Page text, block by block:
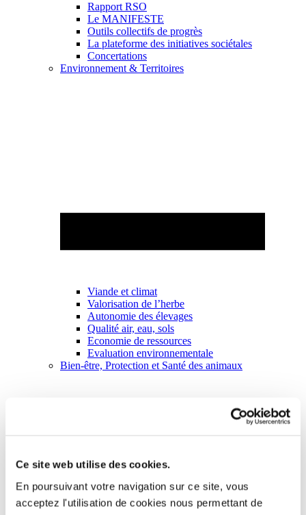
Ce site web utilise des cookies.
En poursuivant votre navigation sur ce site, vous
acceptez l'utilisation de cookies nous permettant de
Rapport RSO
Le MANIFESTE
Outils collectifs de progrès
La plateforme des initiatives sociétales
Concertations
Environnement & Territoires
Viande et climat
Valorisation de l’herbe
Autonomie des élevages
Qualité air, eau, sols
Economie de ressources
Evaluation environnementale
Bien-être, Protection et Santé des animaux